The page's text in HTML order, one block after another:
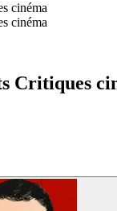
cinéma
cinéma
Critiques